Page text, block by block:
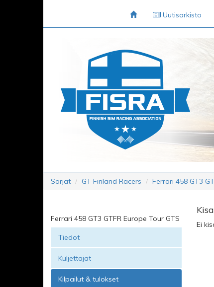
Uutisarkisto
Sarjat GT Finland Racers Ferrari 458 GT3
Ferrari 458 GT3 GTFR Europe Tour GTS
Tiedot
Kuljettajat
Kilpailut & tulokset
Ei